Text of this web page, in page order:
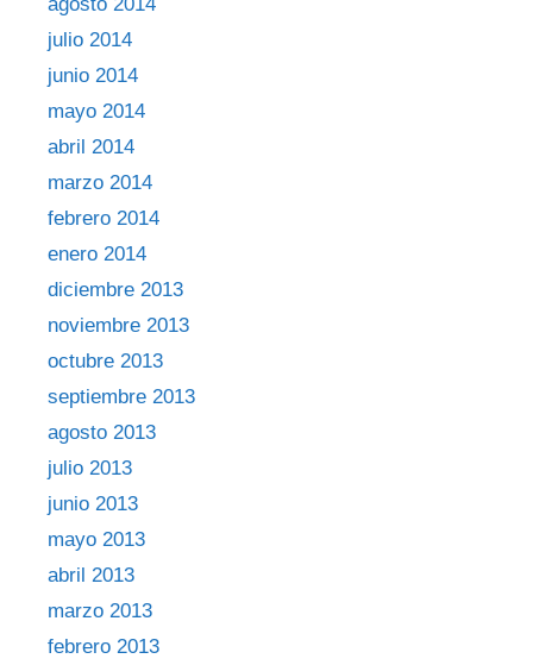
agosto 2014
julio 2014
junio 2014
mayo 2014
abril 2014
marzo 2014
febrero 2014
enero 2014
diciembre 2013
noviembre 2013
octubre 2013
septiembre 2013
agosto 2013
julio 2013
junio 2013
mayo 2013
abril 2013
marzo 2013
febrero 2013